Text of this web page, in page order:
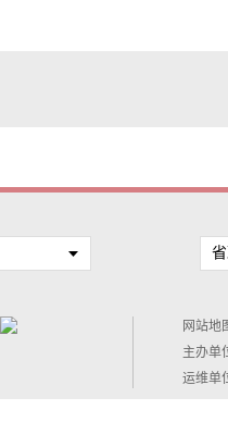
网站
主办单
运维单